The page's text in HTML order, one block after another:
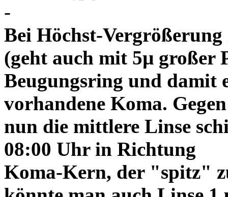
-
Bei Höchst-
(geht auch mit 5µ großer
Beugungsring und damit
vorhandene Koma.
nun die mittlere Linse
08:00 Uhr in Richtung
Koma-Kern, der "spitz"